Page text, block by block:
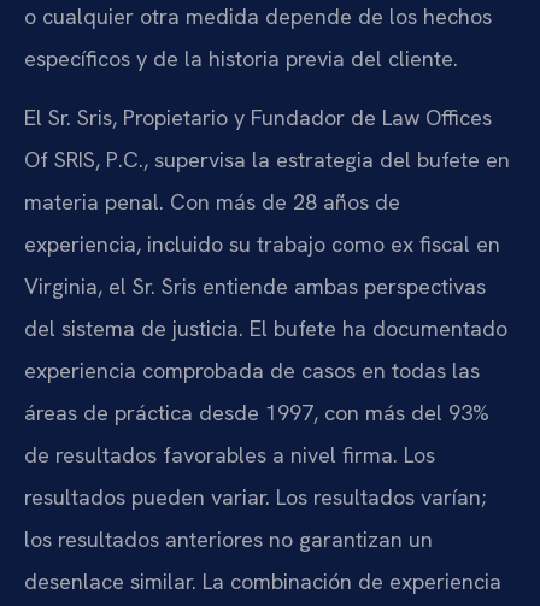
o cualquier otra medida depende de los hechos
específicos y de la historia previa del cliente.
El Sr. Sris, Propietario y Fundador de Law Offices
Of SRIS, P.C., supervisa la estrategia del bufete en
materia penal. Con más de 28 años de
experiencia, incluido su trabajo como ex fiscal en
Virginia, el Sr. Sris entiende ambas perspectivas
del sistema de justicia. El bufete ha documentado
experiencia comprobada de casos en todas las
áreas de práctica desde 1997, con más del 93%
de resultados favorables a nivel firma. Los
resultados pueden variar. Los resultados varían;
los resultados anteriores no garantizan un
desenlace similar. La combinación de experiencia